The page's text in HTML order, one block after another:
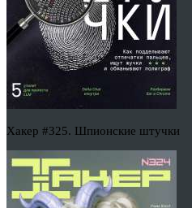
Хакер #325. Шпионские штучки